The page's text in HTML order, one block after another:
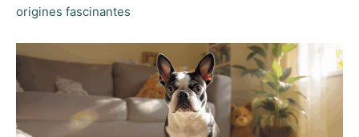
origines fascinantes